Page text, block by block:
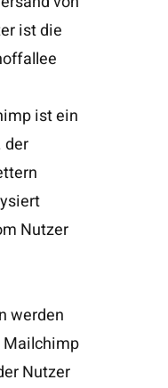
ist die
ist ein
der
Nutzer
werden
Mailchimp
Nutzer